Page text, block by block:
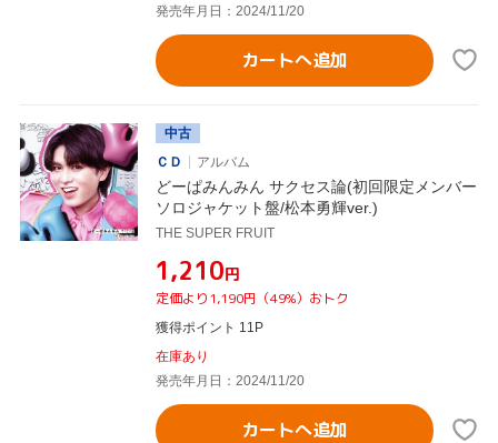
発売年月日：2024/11/20
カートへ追加
中古
ＣＤ
アルバム
どーぱみんみん サクセス論(初回限定メンバー
ソロジャケット盤/松本勇輝ver.)
THE SUPER FRUIT
¥1,210円
定価より1,190円（49%）おトク
獲得ポイント 11P
在庫あり
発売年月日：2024/11/20
カートへ追加